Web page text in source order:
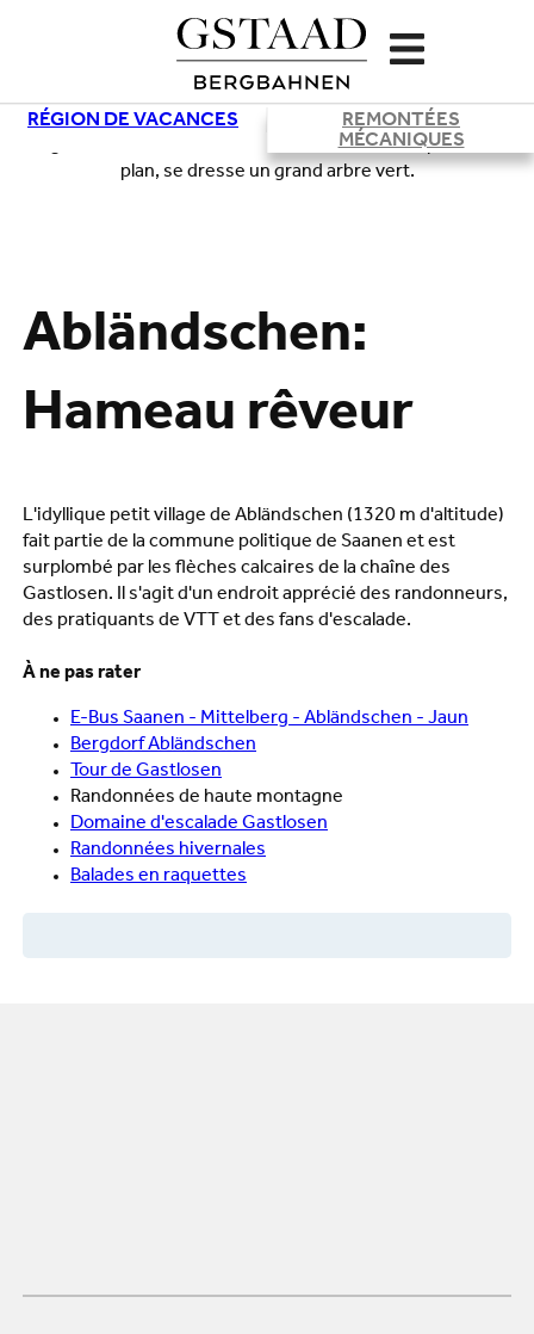
RÉGION DE VACANCES
REMONTÉES
MÉCANIQUES
Abländschen:
Hameau rêveur
L'idyllique petit village de Abländschen (1320 m d'altitude)
fait partie de la commune politique de Saanen et est
surplombé par les flèches calcaires de la chaîne des
Gastlosen. Il s'agit d'un endroit apprécié des randonneurs,
des pratiquants de VTT et des fans d'escalade.
À ne pas rater
E-Bus Saanen - Mittelberg - Abländschen - Jaun
Bergdorf Abländschen
Tour de Gastlosen
Randonnées de haute montagne
Domaine d'escalade Gastlosen
Randonnées hivernales
Balades en raquettes